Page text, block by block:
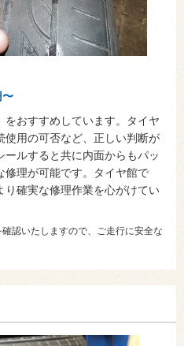
〜
おすすめしています。タイヤ
使用の可否など、正しい判断が
ルすると共に内面からもパッ
修理が可能です。タイヤ館で
り確実な修理作業を心がけてい
認いたしますので、ご走行に安全な